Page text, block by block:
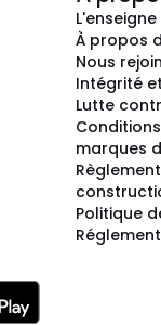
À propos
Nous
Intégrité
Lutte
marques
Politique